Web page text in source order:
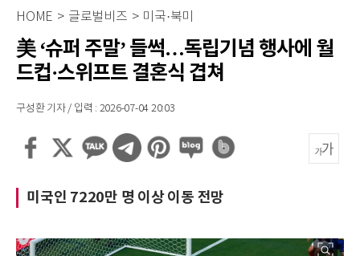
HOME > 글로벌비즈 > 미국·북미
美 ‘슈퍼 주말’ 들썩…독립기념 행사에 월
드컵·스위프트 결혼식 겹쳐
구성환 기자 / 입력 : 2026-07-04 20:03
미국인 7220만 명 이상 이동 전망